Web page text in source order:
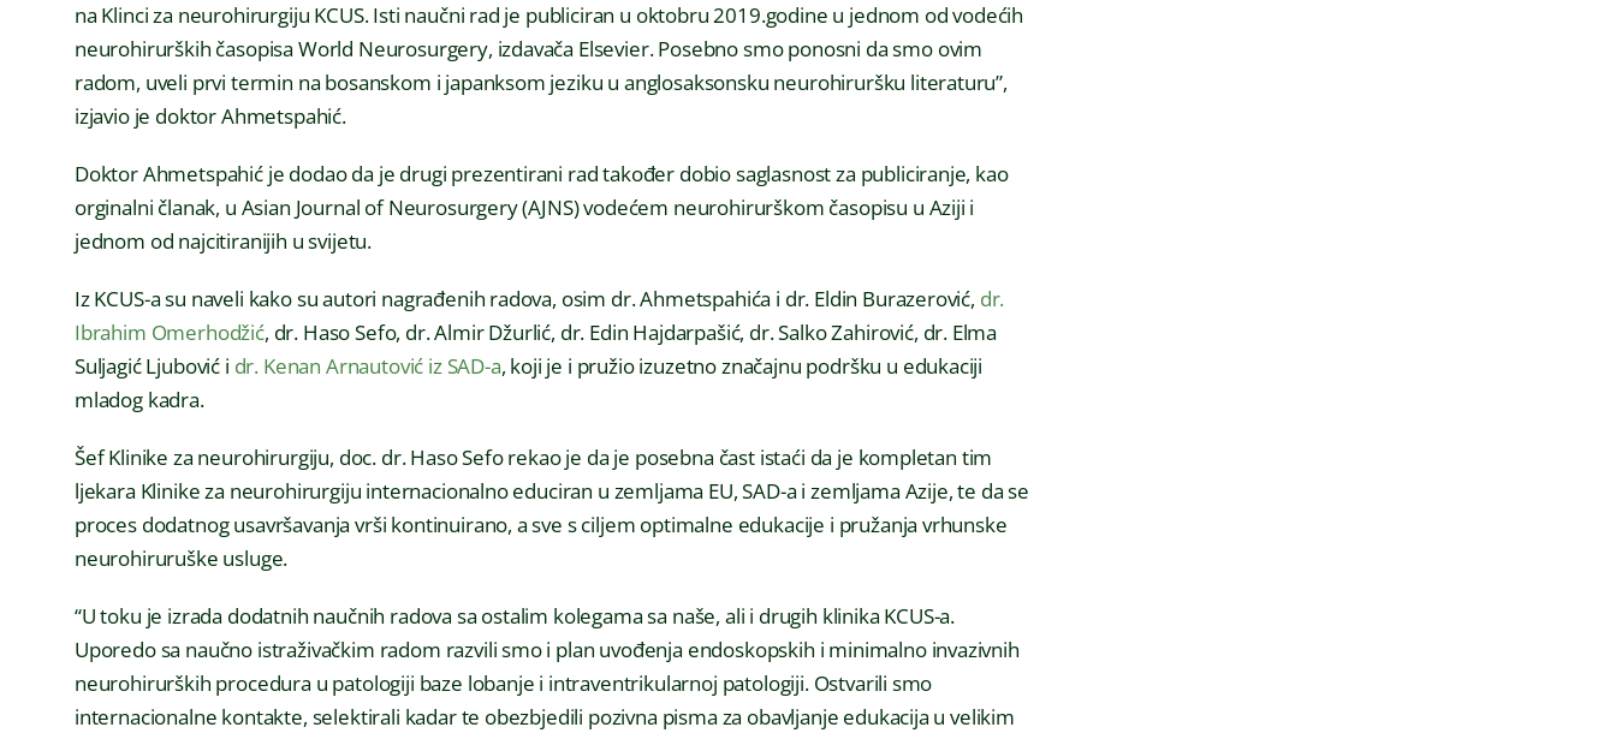
na Klinci za neurohirurgiju KCUS. Isti naučni rad je publiciran u oktobru 2019.godine u jednom od vodećih
neurohirurških časopisa World Neurosurgery, izdavača Elsevier. Posebno smo ponosni da smo ovim
radom, uveli prvi termin na bosanskom i japanksom jeziku u anglosaksonsku neurohiruršku literaturu”,
izjavio je doktor Ahmetspahić.
Doktor Ahmetspahić je dodao da je drugi prezentirani rad također dobio saglasnost za publiciranje, kao
orginalni članak, u Asian Journal of Neurosurgery (AJNS) vodećem neurohirurškom časopisu u Aziji i
jednom od najcitiranijih u svijetu.
Iz KCUS-a su naveli kako su autori nagrađenih radova, osim dr. Ahmetspahića i dr. Eldin Burazerović, dr.
Ibrahim Omerhodžić, dr. Haso Sefo, dr. Almir Džurlić, dr. Edin Hajdarpašić, dr. Salko Zahirović, dr. Elma
Suljagić Ljubović i dr. Kenan Arnautović iz SAD-a, koji je i pružio izuzetno značajnu podršku u edukaciji
mladog kadra.
Šef Klinike za neurohirurgiju, doc. dr. Haso Sefo rekao je da je posebna čast istaći da je kompletan tim
ljekara Klinike za neurohirurgiju internacionalno educiran u zemljama EU, SAD-a i zemljama Azije, te da se
proces dodatnog usavršavanja vrši kontinuirano, a sve s ciljem optimalne edukacije i pružanja vrhunske
neurohiruruške usluge.
“U toku je izrada dodatnih naučnih radova sa ostalim kolegama sa naše, ali i drugih klinika KCUS-a.
Uporedo sa naučno istraživačkim radom razvili smo i plan uvođenja endoskopskih i minimalno invazivnih
neurohirurških procedura u patologiji baze lobanje i intraventrikularnoj patologiji. Ostvarili smo
internacionalne kontakte, selektirali kadar te obezbjedili pozivna pisma za obavljanje edukacija u velikim